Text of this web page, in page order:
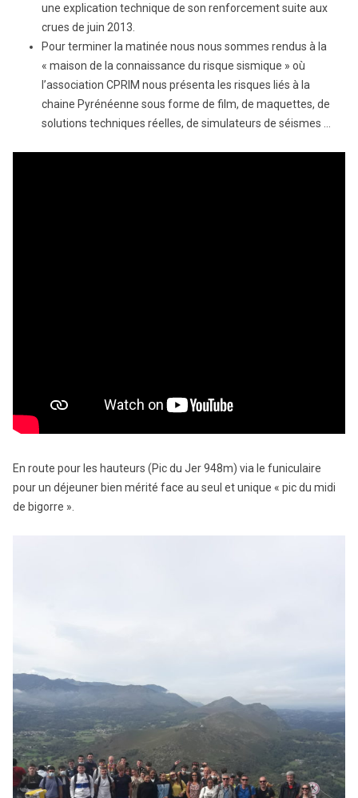
une explication technique de son renforcement suite aux
crues de juin 2013.
Pour terminer la matinée nous nous sommes rendus à la
« maison de la connaissance du risque sismique » où
l’association CPRIM nous présenta les risques liés à la
chaine Pyrénéenne sous forme de film, de maquettes, de
solutions techniques réelles, de simulateurs de séismes …
En route pour les hauteurs (Pic du Jer 948m) via le funiculaire
pour un déjeuner bien mérité face au seul et unique « pic du midi
de bigorre ».